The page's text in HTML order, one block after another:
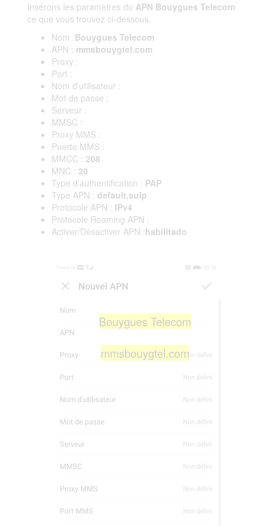
Insérons les paramètres du APN Bouygues Telecom
ce que vous trouvez ci-dessous.
Nom :Bouygues Telecom
APN : mmsbouygtel.com
Proxy :
Port :
Nom d'utilisateur :
Mot de passe :
Serveur :
MMSC :
Proxy MMS :
Puerto MMS :
MMCC : 208
MNC : 20
Type d'authentification : PAP
Type APN : default,sulp
Protocole APN : IPv4
Protocole Roaming APN :
Activer/Désactiver APN :habilitado
mmsbouygtel.com
Bouygues Telecom